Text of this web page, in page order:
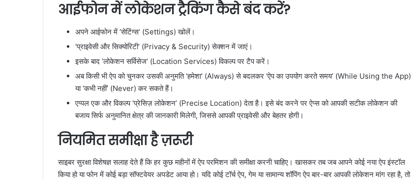
आईफोन में लोकेशन ट्रैकिंग कैसे बंद करें?
अपने आईफोन में ‘सेटिंग्स’ (Settings) खोलें।
‘प्राइवेसी और सिक्योरिटी’ (Privacy & Security) सेक्शन में जाएं।
इसके बाद ‘लोकेशन सर्विसेज’ (Location Services) विकल्प पर टैप करें।
अब किसी भी ऐप को चुनकर उसकी अनुमति ‘हमेशा’ (Always) से बदलकर ‘ऐप का उपयोग करते समय’ (While Using the App)
या ‘कभी नहीं’ (Never) कर सकते हैं।
एप्पल एक और विकल्प ‘प्रेसिज़ लोकेशन’ (Precise Location) देता है। इसे बंद करने पर ऐप्स को आपकी सटीक लोकेशन की
बजाय सिर्फ अनुमानित क्षेत्र की जानकारी मिलेगी, जिससे आपकी प्राइवेसी और बेहतर होगी।
नियमित समीक्षा है ज़रूरी
साइबर सुरक्षा विशेषज्ञ सलाह देते हैं कि हर कुछ महीनों में ऐप परमिशन की समीक्षा करनी चाहिए। खासकर तब जब आपने कोई नया ऐप इंस्टॉल
किया हो या फोन में कोई बड़ा सॉफ्टवेयर अपडेट आया हो। यदि कोई टॉर्च ऐप, गेम या सामान्य शॉपिंग ऐप बार-बार आपकी लोकेशन मांग रहा है, तो